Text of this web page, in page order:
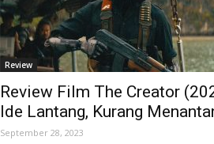
Review
Review Film The Creator
Ide Lantang, Kurang
September 28, 2023